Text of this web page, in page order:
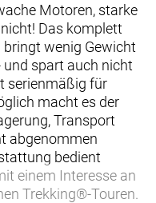
Motoren, starke
Das komplett
wenig Gewicht
spart auch nicht
serienmäßig für
macht es der
Transport
abgenommen
bedient
einem Interesse an
Trekking®-Touren.